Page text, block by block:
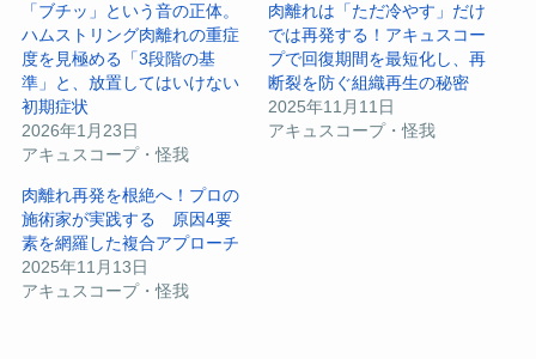
「ブチッ」という音の正体。
ハムストリング肉離れの重症
度を見極める「3段階の基
準」と、放置してはいけない
初期症状
2026年1月23日
アキュスコープ・怪我
肉離れは「ただ冷やす」だけ
では再発する！アキュスコー
プで回復期間を最短化し、再
断裂を防ぐ組織再生の秘密
2025年11月11日
アキュスコープ・怪我
肉離れ再発を根絶へ！プロの
施術家が実践する 原因4要
素を網羅した複合アプローチ
2025年11月13日
アキュスコープ・怪我